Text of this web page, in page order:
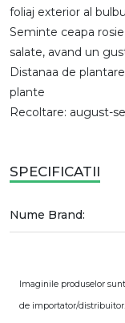
foliaj exterior al
Seminte ceapa
salate, avand un
Distanaa de
plante
Recoltare: august-
SPECIFICATII
Nume Brand:
Imaginile produselor
de importator/distribuitor.